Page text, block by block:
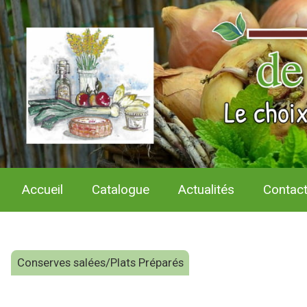
Accueil Catalogue Actualités Contact
Conserves salées/Plats Préparés